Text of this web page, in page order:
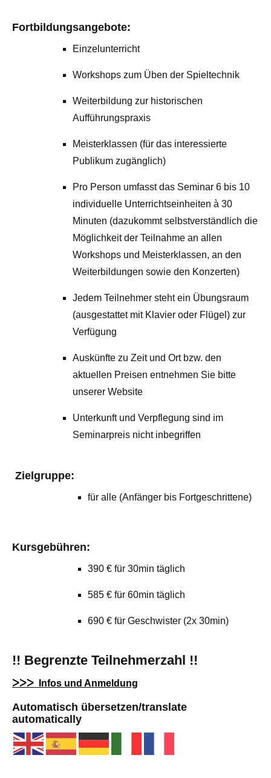
Fortbildungsangebote:
Einzelunterricht
Workshops zum Üben der Spieltechnik
Weiterbildung zur historischen
Aufführungspraxis
Meisterklassen (für das interessierte
Publikum zugänglich)
Pro Person umfasst das Seminar 6 bis 10
individuelle Unterrichtseinheiten à 30
Minuten (dazukommt selbstverständlich die
Möglichkeit der Teilnahme an allen
Workshops und Meisterklassen, an den
Weiterbildungen sowie den Konzerten)
Jedem Teilnehmer steht ein Übungsraum
(ausgestattet mit Klavier oder Flügel) zur
Verfügung
Auskünfte zu Zeit und Ort bzw. den
aktuellen Preisen entnehmen Sie bitte
unserer Website
Unterkunft und Verpflegung sind im
Seminarpreis nicht inbegriffen
Zielgruppe:
für alle (Anfänger bis Fortgeschrittene)
Kursgebühren:
390 € für 30min täglich
585 € für 60min täglich
690 € für Geschwister (2x 30min)
!! Begrenzte Teilnehmerzahl !!
ᐳᐳᐳ Infos und Anmeldung
Automatisch übersetzen/translate
automatically